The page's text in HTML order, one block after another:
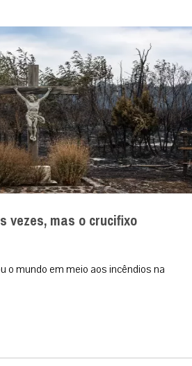
vezes, mas o crucifixo
o mundo em meio aos incêndios na